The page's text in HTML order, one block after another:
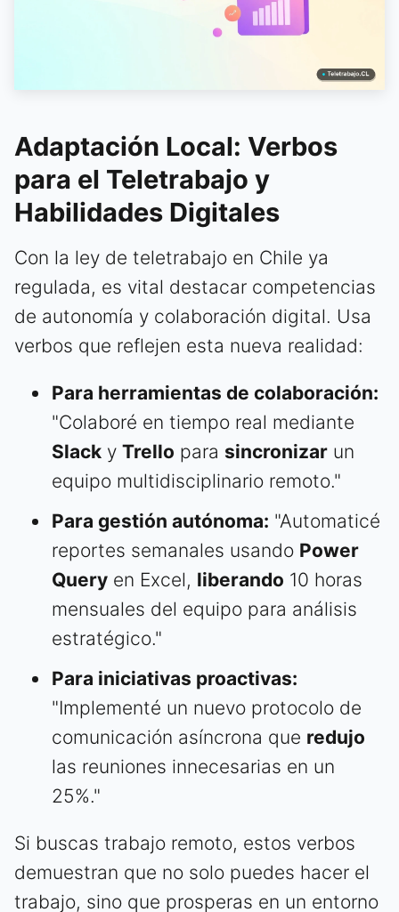
Adaptación Local: Verbos
para el Teletrabajo y
Habilidades Digitales
Con la ley de teletrabajo en Chile ya
regulada, es vital destacar competencias
de autonomía y colaboración digital. Usa
verbos que reflejen esta nueva realidad:
Para herramientas de colaboración:
"Colaboré en tiempo real mediante
Slack y Trello para sincronizar un
equipo multidisciplinario remoto."
Para gestión autónoma: "Automaticé
reportes semanales usando Power
Query en Excel, liberando 10 horas
mensuales del equipo para análisis
estratégico."
Para iniciativas proactivas:
"Implementé un nuevo protocolo de
comunicación asíncrona que redujo
las reuniones innecesarias en un
25%."
Si buscas trabajo remoto, estos verbos
demuestran que no solo puedes hacer el
trabajo, sino que prosperas en un entorno